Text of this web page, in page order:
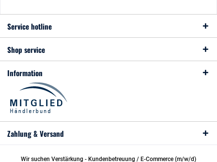
Service hotline
Shop service
Information
Zahlung & Versand
Wir suchen Verstärkung - Kundenbetreuung / E-Commerce (m/w/d)